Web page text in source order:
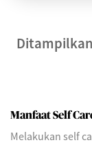
Manfaat Self
Melakukan self